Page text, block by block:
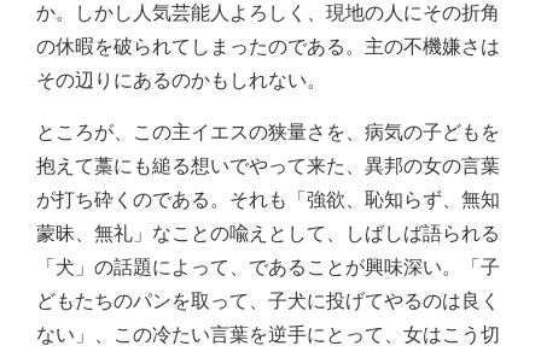
か。しかし人気芸能人よろしく、現地の人にその折角
の休暇を破られてしまったのである。主の不機嫌さは
その辺りにあるのかもしれない。
ところが、この主イエスの狭量さを、病気の子どもを
抱えて藁にも縋る想いでやって来た、異邦の女の言葉
が打ち砕くのである。それも「強欲、恥知らず、無知
蒙昧、無礼」なことの喩えとして、しばしば語られる
「犬」の話題によって、であることが興味深い。「子
どもたちのパンを取って、子犬に投げてやるのは良く
ない」、この冷たい言葉を逆手にとって、女はこう切